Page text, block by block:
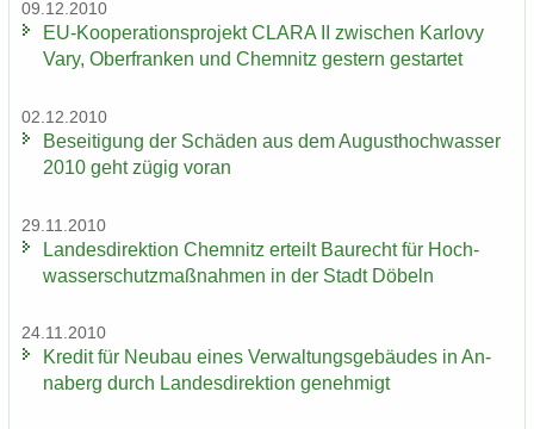
09.12.2010
EU-​Kooperationsprojekt CLARA II zwi­schen Kar­lo­vy
Vary, Ober­fran­ken und Chem­nitz ges­tern ge­star­tet
02.12.2010
Be­sei­ti­gung der Schä­den aus dem Au­gust­hoch­was­ser
2010 geht zügig voran
29.11.2010
Lan­des­di­rek­ti­on Chem­nitz er­teilt Bau­recht für Hoch­
was­ser­schutz­maß­nah­men in der Stadt Dö­beln
24.11.2010
Kre­dit für Neu­bau eines Ver­wal­tungs­ge­bäu­des in An­
na­berg durch Lan­des­di­rek­ti­on ge­neh­migt